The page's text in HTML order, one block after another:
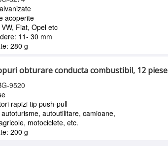
acoperite
Fiat, Opel etc
11- 30 mm
280 g
obturare conducta combustibil, 12 piese
9520
rapizi tip push-pull
autoutilitare, camioane,
motociclete, etc.
200 g